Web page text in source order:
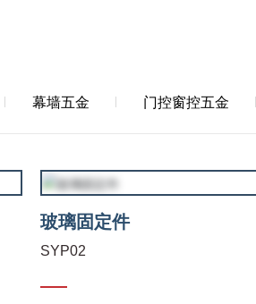
幕墙五金 门控窗控五金
玻璃固定件
SYP02